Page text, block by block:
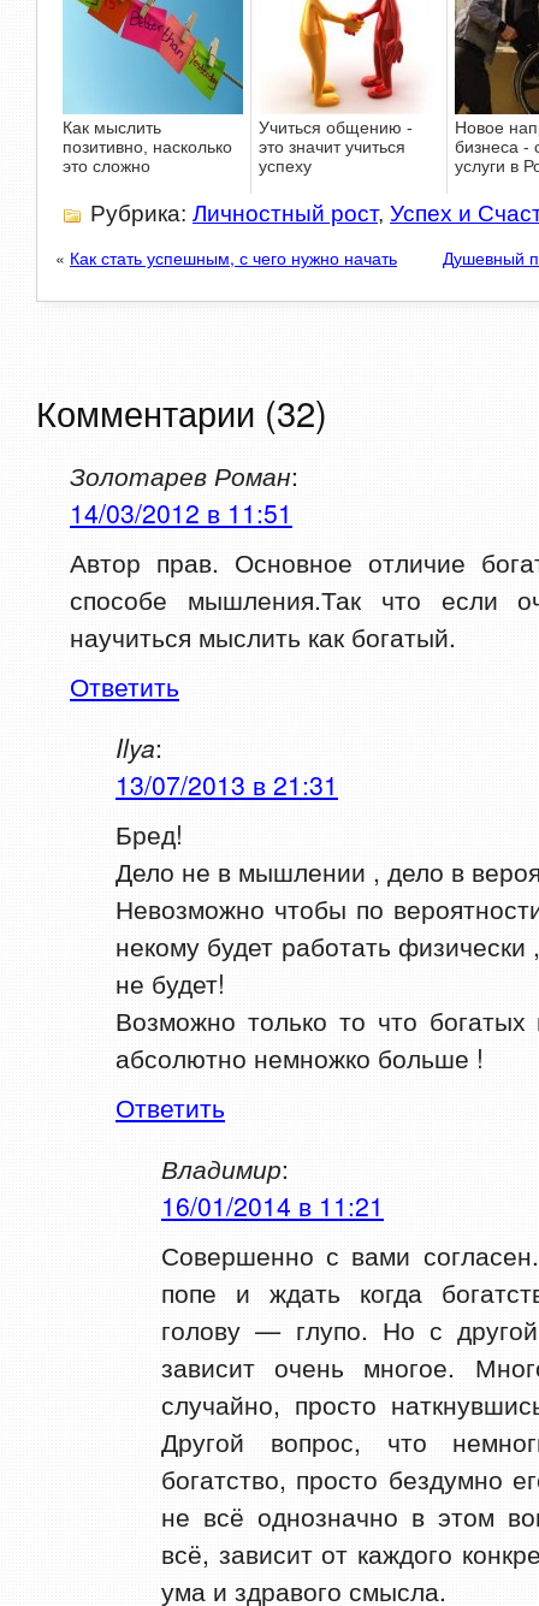
Как мыслить
позитивно, насколько
это сложно
Учиться общению -
это значит учиться
успеху
Новое
бизнеса -
услуги в
Рубрика: Личностный рост, Успех и
« Как стать успешным, с чего нужно начать Душевный
Комментарии (32)
Золотарев Роман:
14/03/2012 в 11:51
Автор прав. Основное отличие
способе мышления.Так что если
научиться мыслить как богатый.
Ответить
Ilya:
13/07/2013 в 21:31
Бред!
Дело не в мышлении , дело в
Невозможно чтобы по
некому будет работать физически
не будет!
Возможно только то что
абсолютно немножко больше !
Ответить
Владимир:
16/01/2014 в 11:21
Совершенно с вами
попе и ждать когда
голову — глупо. Но с
зависит очень многое.
случайно, просто
Другой вопрос, что
богатство, просто бездумно
не всё однозначно в этом
всё, зависит от каждого
ума и здравого смысла.